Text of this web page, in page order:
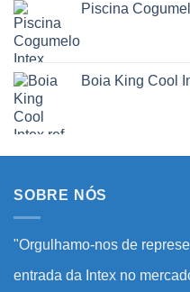
Piscina
Boia King Cool
SOBRE NÓS
"Orgulhamo-nos de
entrada da Intex no